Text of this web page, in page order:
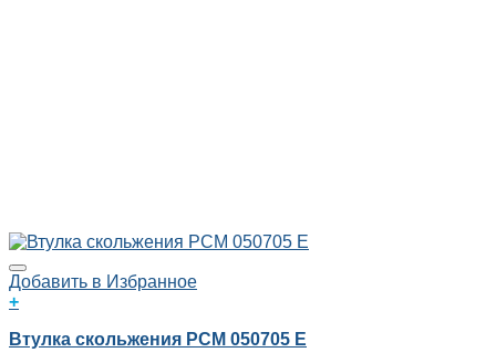
Добавить в Избранное
+
Втулка скольжения PCM 050705 E